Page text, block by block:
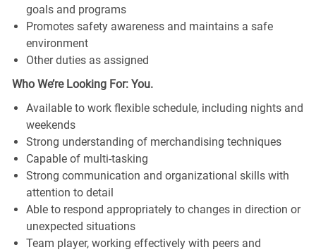
goals and programs
Promotes safety awareness and maintains a safe
environment
Other duties as assigned
Who We’re Looking For: You.
Available to work flexible schedule, including nights and
weekends
Strong understanding of merchandising techniques
Capable of multi-tasking
Strong communication and organizational skills with
attention to detail
Able to respond appropriately to changes in direction or
unexpected situations
Team player, working effectively with peers and